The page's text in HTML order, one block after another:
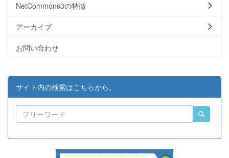
NetCommons3の特徴
アーカイブ
お問い合わせ
サイト内の検索はこちらから。